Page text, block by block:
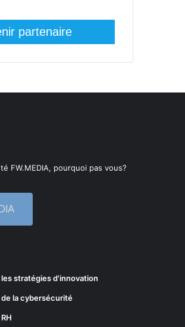
partenaire
FW.MEDIA, pourquoi pas vous?
stratégies d'innovation
la cybersécurité